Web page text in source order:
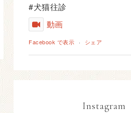
#犬猫往診
動画
Facebook で表示 · シェア
Instagram